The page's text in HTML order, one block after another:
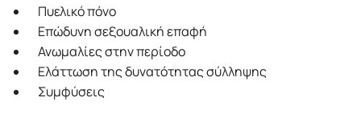
Πυελικό πόνο
Επώδυνη σεξουαλική επαφή
Ανωμαλίες στην περίοδο
Ελάττωση της δυνατότητας σύλληψης
Συμφύσεις